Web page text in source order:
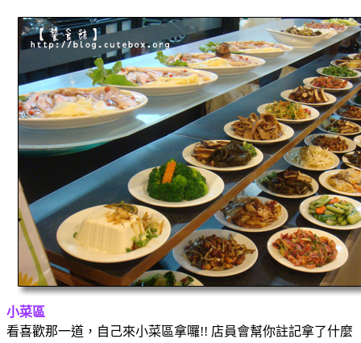
小菜區
看喜歡那一道，自己來小菜區拿囉!! 店員會幫你註記拿了什麼